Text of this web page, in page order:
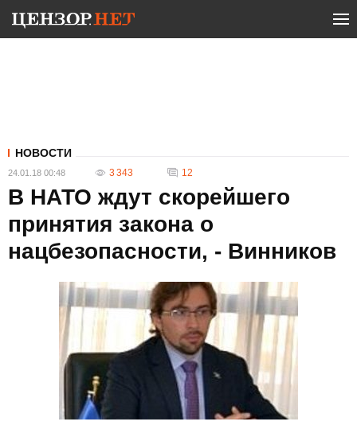
НОВОСТИ
24.01.18 00:48 3 343 12
В НАТО ждут скорейшего
принятия закона о
нацбезопасности, - Винников